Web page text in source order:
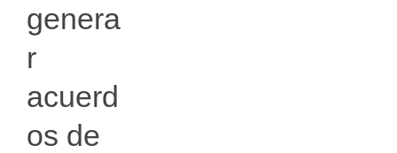
genera
r
acuerd
os de